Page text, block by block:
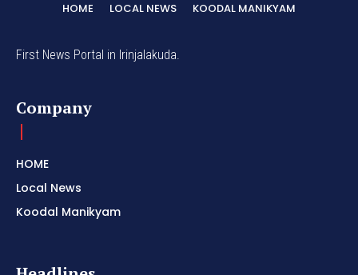
HOME LOCAL NEWS KOODAL MANIKYAM
First News Portal in Irinjalakuda.
Company
HOME
Local News
Koodal Manikyam